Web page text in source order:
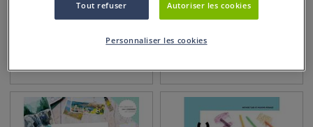
Visages et expressions - 50
Manuel complet du
Tout refuser Autoriser les cookies
Personnaliser les cookies